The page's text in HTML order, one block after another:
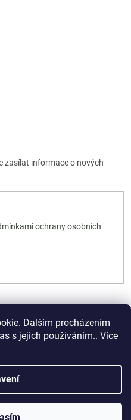
Dalším procházením
s jejich používáním.. Více
zasílat informace o nových
ochrany osobních
cookies